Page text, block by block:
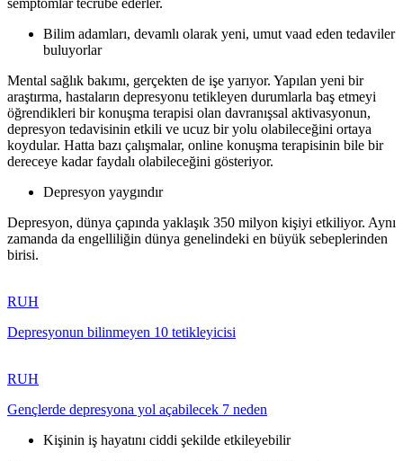
Bilim adamları, devamlı olarak yeni, umut vaad eden tedaviler
buluyorlar
Mental sağlık bakımı, gerçekten de işe yarıyor. Yapılan yeni bir
araştırma, hastaların depresyonu tetikleyen durumlarla baş etmeyi
öğrendikleri bir konuşma terapisi olan davranışsal aktivasyonun,
depresyon tedavisinin etkili ve ucuz bir yolu olabileceğini ortaya
koydular. Hatta bazı çalışmalar, online konuşma terapisinin bile bir
dereceye kadar faydalı olabileceğini gösteriyor.
Depresyon yaygındır
Depresyon, dünya çapında yaklaşık 350 milyon kişiyi etkiliyor. Aynı
zamanda da engelliliğin dünya genelindeki en büyük sebeplerinden
birisi.
RUH
Depresyonun bilinmeyen 10 tetikleyicisi
RUH
Gençlerde depresyona yol açabilecek 7 neden
Kişinin iş hayatını ciddi şekilde etkileyebilir